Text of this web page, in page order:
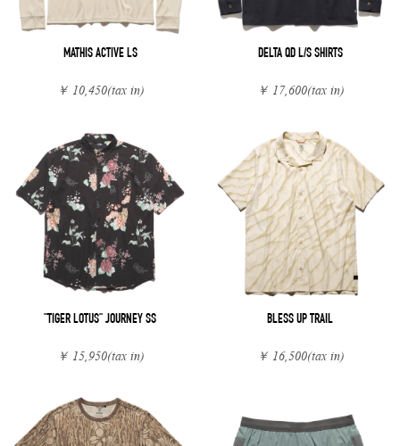
MATHIS ACTIVE LS
￥ 10,450(tax in)
DELTA QD L/S SHIRTS
￥ 17,600(tax in)
"TIGER LOTUS" JOURNEY SS
￥ 15,950(tax in)
BLESS UP TRAIL
￥ 16,500(tax in)